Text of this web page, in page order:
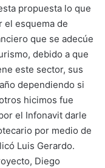
propuesta lo que
el esquema de
que se adecúe
debido a que
este sector, sus
dependiendo si
hicimos fue
el Infonavit darle
por medio de
Luis Gerardo.
Diego